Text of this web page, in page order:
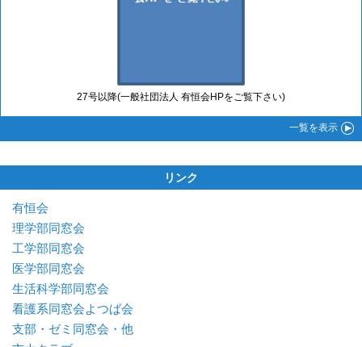
27号以降(一般社団法人 有恒会HPをご覧下さい)
一覧を表示
リンク
有恒会
理学部同窓会
工学部同窓会
医学部同窓会
生活科学部同窓会
看護系同窓会よつば会
支部・ゼミ同窓会・他